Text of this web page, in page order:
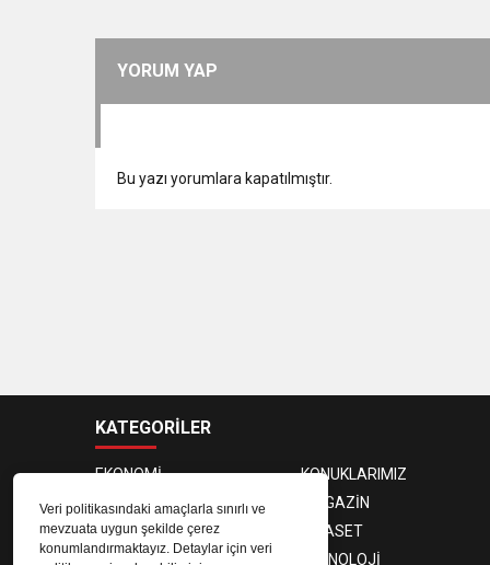
Veri politikasındaki amaçlarla sınırlı ve
mevzuata uygun şekilde çerez
konumlandırmaktayız. Detaylar için veri
YORUM YAP
Bu yazı yorumlara kapatılmıştır.
KATEGORİLER
EKONOMİ
KONUKLARIMIZ
PROGRAMCILAR
MAGAZİN
SAĞLIK
SİYASET
SPOR
TEKNOLOJİ